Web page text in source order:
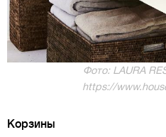
Фото: LAURA
https://
Корзины